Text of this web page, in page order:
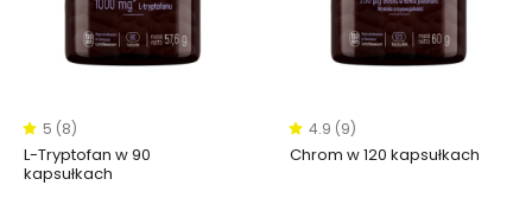
5 (8)
L-Tryptofan w 90
kapsułkach
4.9 (9)
Chrom w 120 kapsułkach